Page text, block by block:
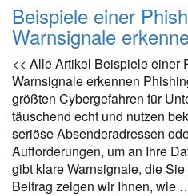
Beispiele einer
Warnsignale
<< Alle Artikel Beispiele einer
Warnsignale erkennen
größten Cybergefahren für
täuschend echt und nutzen
seriöse Absenderadressen
Aufforderungen, um an Ihre
gibt klare Warnsignale, die
Beitrag zeigen wir Ihnen, wie